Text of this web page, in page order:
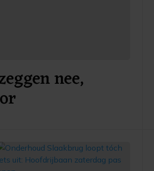
nee,